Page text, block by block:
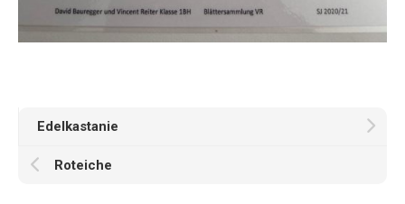
Edelkastanie
Roteiche